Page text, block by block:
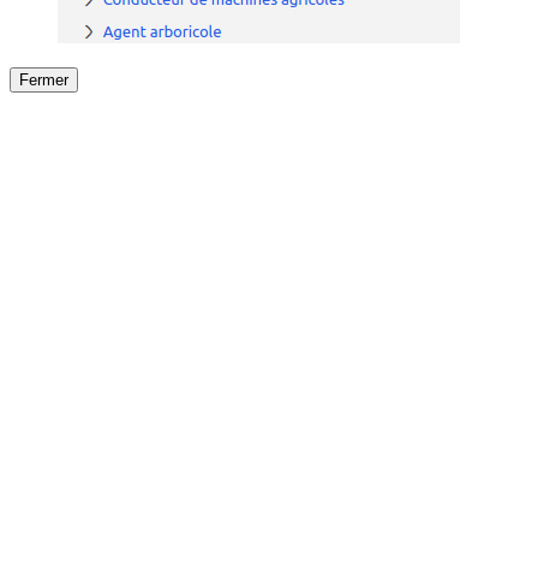
Fermer